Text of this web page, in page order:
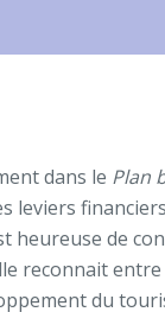
dans le Plan
heureuse de
reconnait
du